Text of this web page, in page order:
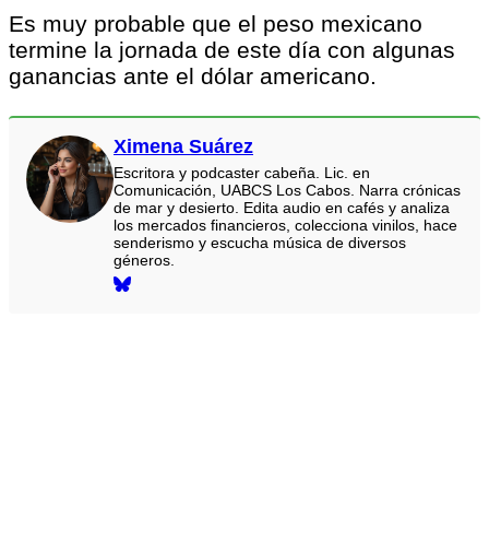
Es muy probable que el peso mexicano
termine la jornada de este día con algunas
ganancias ante el dólar americano.
Ximena Suárez
Escritora y podcaster cabeña. Lic. en
Comunicación, UABCS Los Cabos. Narra crónicas
de mar y desierto. Edita audio en cafés y analiza
los mercados financieros, colecciona vinilos, hace
senderismo y escucha música de diversos
géneros.